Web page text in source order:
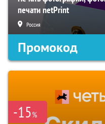
печати netPrint
Россия
Промокод
-15%